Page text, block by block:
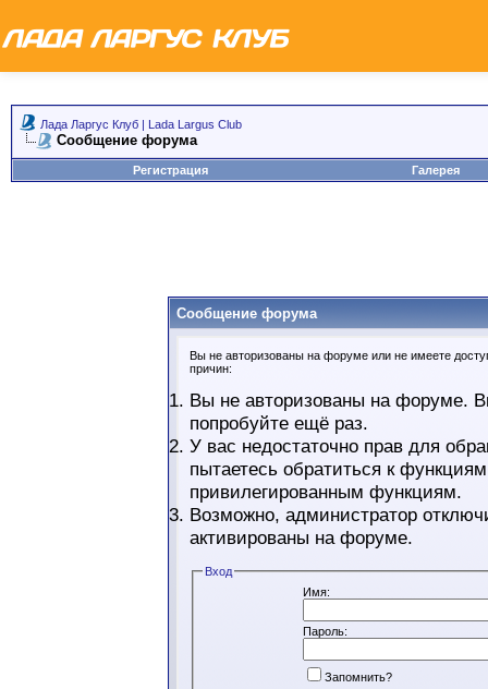
Лада Ларгус Клуб | Lada Largus Club
Сообщение форума
Регистрация Галерея
Сообщение форума
Вы не авторизованы на форуме или не имеете
причин:
Вы не авторизованы на форуме.
попробуйте ещё раз.
У вас недостаточно прав для
пытаетесь обратиться к
привилегированным функциям.
Возможно, администратор
активированы на форуме.
Вход
Имя:
Пароль:
Запомнить?